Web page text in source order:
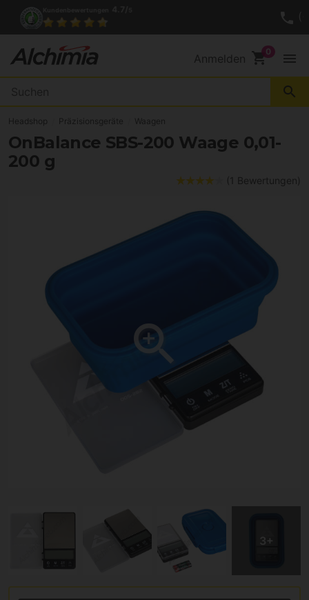
Anmelden shopping_cart menu
search
Headshop Präzisionsgeräte Waagen
OnBalance SBS-200 Waage 0,01-
200 g
(1 Bewertungen)